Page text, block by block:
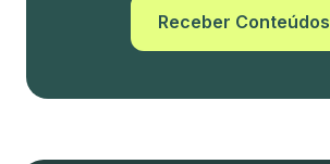
Receber Conteúdos